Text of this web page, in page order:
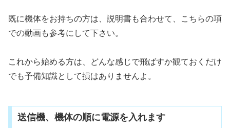
既に機体をお持ちの方は、説明書も合わせて、こちらの項
での動画も参考にして下さい。
これから始める方は、どんな感じで飛ばすか観ておくだけ
でも予備知識として損はありませんよ。
送信機、機体の順に電源を入れます